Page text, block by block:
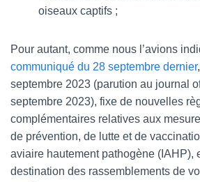
oiseaux captifs ;
Pour autant, comme nous l’avions
communiqué du 28 septembre dernier
septembre 2023 (parution au journal
septembre 2023), fixe de nouvelles
complémentaires relatives aux
de prévention, de lutte et de
aviaire hautement pathogène (IAHP),
destination des rassemblements de